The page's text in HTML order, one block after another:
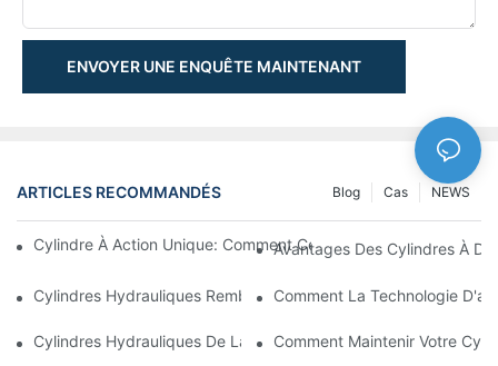
ENVOYER UNE ENQUÊTE MAINTENANT
ARTICLES RECOMMANDÉS NEWS
Cas
Blog
Cylindre À Action Unique: Comment Cela Fonctionne &
Avantages Des Cylindres À
Cylindres Hydrauliques Rembourrés: Réduction De L'impact &
Comment La Technologie
Cylindres Hydrauliques De La Charrue De Neige:
Comment Maintenir Votre